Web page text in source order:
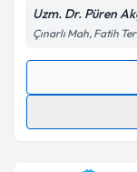
Uzm. Dr. Püren
Çınarlı Mah, Fatih
Randevu